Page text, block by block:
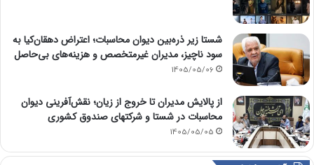
شستا زیر ذره‌بین دیوان محاسبات؛ اعتراض دهقان‌کیا به
سود ناچیز، مدیران غیرمتخصص و هزینه‌های بی‌حاصل
1405/05/06
از پالایش مدیران تا خروج از زیان؛ نقش‌آفرینی دیوان
محاسبات در شستا و شرکتهای صندوق کشوری
1405/05/05